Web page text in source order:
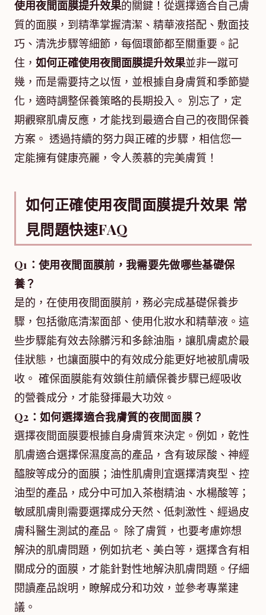
使用夜間面膜提升效果的關鍵！從選擇適合自己膚
質的面膜，到精準掌握清潔、精華液搭配、敷面技
巧、清洗步驟等細節，每個環節都至關重要。記
住， 如何正確使用夜間面膜提升效果並非一蹴可
幾，而是需要持之以恆，並根據自身膚質和季節變
化，適時調整保養策略的長期投入。 別忘了，定
期觀察肌膚反應，才能找到最適合自己的夜間保養
方案。 透過持續的努力與正確的步驟，相信您一
定能擁有健康亮麗，令人羨慕的完美膚質！
如何正確使用夜間面膜提升效果 常
見問題快速FAQ
Q1：使用夜間面膜前，我需要先做哪些基礎保
養？
是的，在使用夜間面膜前，務必完成基礎保養步
驟，包括徹底清潔面部、使用化妝水和精華液。這
些步驟能有效去除髒污和多餘油脂，讓肌膚處於最
佳狀態，也讓面膜中的有效成分能更好地被肌膚吸
收。 確保面膜能有效鎖住前續保養步驟已經吸收
的營養成分，才能發揮最大功效。
Q2：如何選擇適合我膚質的夜間面膜？
選擇夜間面膜要根據自身膚質來決定。例如，乾性
肌膚適合選擇保濕度高的產品，含有玻尿酸、神經
醯胺等成分的面膜；油性肌膚則宜選擇清爽型、控
油型的產品，成分中可加入茶樹精油、水楊酸等；
敏感肌膚則需要選擇成分天然、低刺激性、經過皮
膚科醫生測試的產品。 除了膚質，也要考慮妳想
解決的肌膚問題，例如抗老、美白等，選擇含有相
關成分的面膜，才能針對性地解決肌膚問題。仔細
閱讀產品說明，瞭解成分和功效，並參考專業建
議。